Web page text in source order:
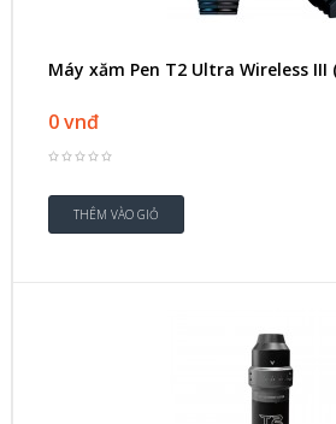
Máy xăm Pen T2 Ultra Wireless III
0 vnđ